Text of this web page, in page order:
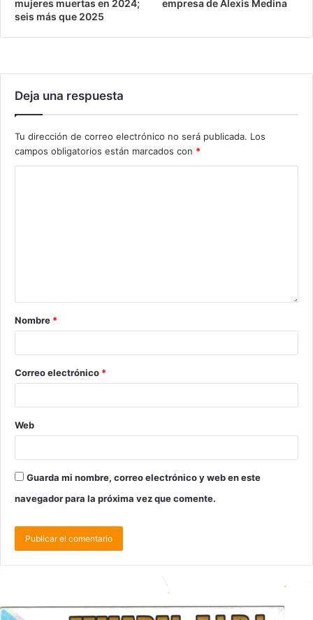
mujeres muertas en 2024;
seis más que 2025
empresa de Alexis Medina
Deja una respuesta
Tu dirección de correo electrónico no será publicada. Los
campos obligatorios están marcados con *
Nombre *
Correo electrónico *
Web
Guarda mi nombre, correo electrónico y web en este
navegador para la próxima vez que comente.